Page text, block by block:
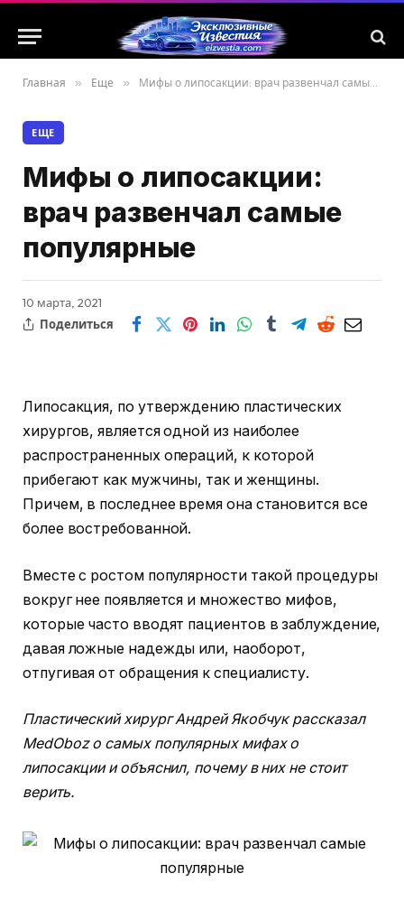
Главная » Еще » Мифы о липосакции: врач развенчал самые популярные
ЕЩЕ
Мифы о липосакции:
врач развенчал самые
популярные
10 марта, 2021
Поделиться
Липосакция, по утверждению пластических
хирургов, является одной из наиболее
распространенных операций, к которой
прибегают как мужчины, так и женщины.
Причем, в последнее время она становится все
более востребованной.
Вместе с ростом популярности такой процедуры
вокруг нее появляется и множество мифов,
которые часто вводят пациентов в заблуждение,
давая ложные надежды или, наоборот,
отпугивая от обращения к специалисту.
Пластический хирург Андрей Якобчук рассказал
MedOboz о самых популярных мифах о
липосакции и объяснил, почему в них не стоит
верить.